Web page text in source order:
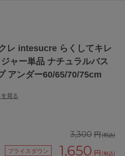
レ intesucre らくしてキレ
ャー単品 ナチュラルバス
アンダー60/65/70/75cm
見る
3,300 円(税込)
プライスダウン 1,650 円 (税込)